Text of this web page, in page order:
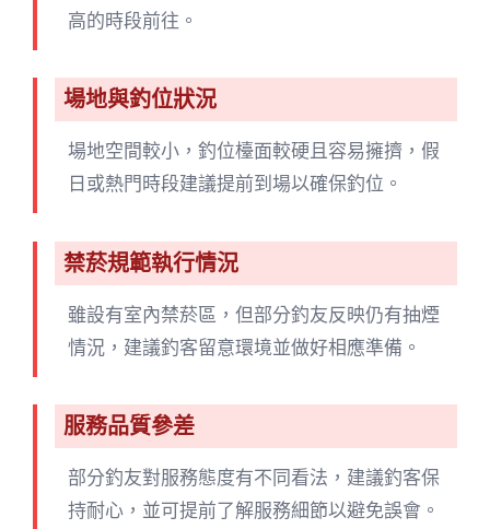
高的時段前往。
場地與釣位狀況
場地空間較小，釣位檯面較硬且容易擁擠，假
日或熱門時段建議提前到場以確保釣位。
禁菸規範執行情況
雖設有室內禁菸區，但部分釣友反映仍有抽煙
情況，建議釣客留意環境並做好相應準備。
服務品質參差
部分釣友對服務態度有不同看法，建議釣客保
持耐心，並可提前了解服務細節以避免誤會。